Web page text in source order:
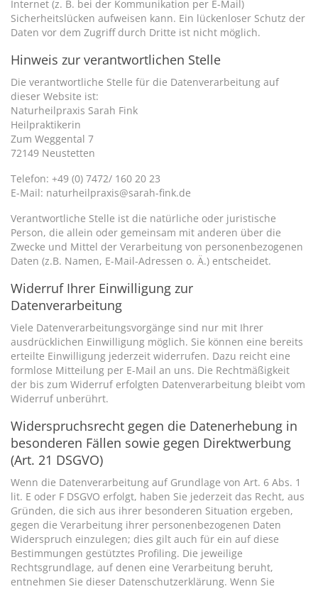
Internet (z. B. bei der Kommunikation per E-Mail)
Sicherheitslücken aufweisen kann. Ein lückenloser Schutz der
Daten vor dem Zugriff durch Dritte ist nicht möglich.
Hinweis zur verantwortlichen Stelle
Die verantwortliche Stelle für die Datenverarbeitung auf
dieser Website ist:
Naturheilpraxis Sarah Fink
Heilpraktikerin
Zum Weggental 7
72149 Neustetten
Telefon: +49 (0) 7472/ 160 20 23
E-Mail: naturheilpraxis@sarah-fink.de
Verantwortliche Stelle ist die natürliche oder juristische
Person, die allein oder gemeinsam mit anderen über die
Zwecke und Mittel der Verarbeitung von personenbezogenen
Daten (z.B. Namen, E-Mail-Adressen o. Ä.) entscheidet.
Widerruf Ihrer Einwilligung zur
Datenverarbeitung
Viele Datenverarbeitungsvorgänge sind nur mit Ihrer
ausdrücklichen Einwilligung möglich. Sie können eine bereits
erteilte Einwilligung jederzeit widerrufen. Dazu reicht eine
formlose Mitteilung per E-Mail an uns. Die Rechtmäßigkeit
der bis zum Widerruf erfolgten Datenverarbeitung bleibt vom
Widerruf unberührt.
Widerspruchsrecht gegen die Datenerhebung in
besonderen Fällen sowie gegen Direktwerbung
(Art. 21 DSGVO)
Wenn die Datenverarbeitung auf Grundlage von Art. 6 Abs. 1
lit. E oder F DSGVO erfolgt, haben Sie jederzeit das Recht, aus
Gründen, die sich aus ihrer besonderen Situation ergeben,
gegen die Verarbeitung ihrer personenbezogenen Daten
Widerspruch einzulegen; dies gilt auch für ein auf diese
Bestimmungen gestütztes Profiling. Die jeweilige
Rechtsgrundlage, auf denen eine Verarbeitung beruht,
entnehmen Sie dieser Datenschutzerklärung. Wenn Sie